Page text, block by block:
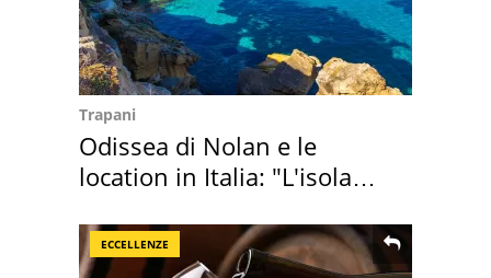
Trapani
Odissea di Nolan e le
location in Italia: "L'isola
ECCELLENZE